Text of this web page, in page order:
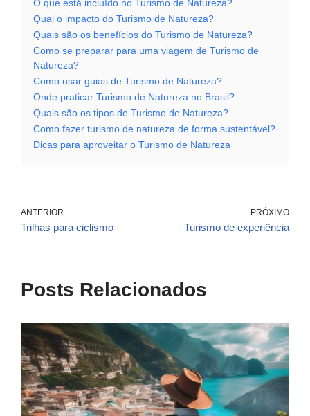
O que está incluído no Turismo de Natureza?
Qual o impacto do Turismo de Natureza?
Quais são os benefícios do Turismo de Natureza?
Como se preparar para uma viagem de Turismo de
Natureza?
Como usar guias de Turismo de Natureza?
Onde praticar Turismo de Natureza no Brasil?
Quais são os tipos de Turismo de Natureza?
Como fazer turismo de natureza de forma sustentável?
Dicas para aproveitar o Turismo de Natureza
ANTERIOR
Trilhas para ciclismo
PRÓXIMO
Turismo de experiência
Posts Relacionados